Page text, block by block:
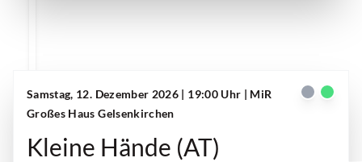
Samstag, 12. Dezember 2026 | 19:00 Uhr | MiR
Großes Haus Gelsenkirchen
Kleine Hände (AT)